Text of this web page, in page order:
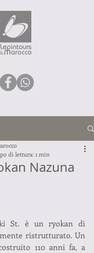
Nazuna
di lettura: 1 min
St. è un ryokan di
ristrutturato. Un
110 anni fa, a